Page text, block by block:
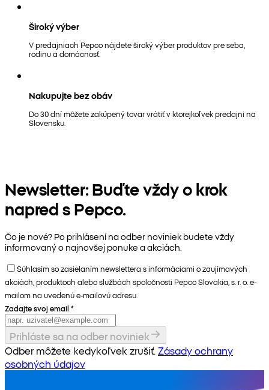
Široký výber
V predajniach Pepco nájdete široký výber produktov pre seba,
rodinu a domácnosť.
Nakupujte bez obáv
Do 30 dní môžete zakúpený tovar vrátiť v ktorejkoľvek predajni na
Slovensku.
Newsletter: Buďte vždy o krok
napred s Pepco.
Čo je nové? Po prihlásení na odber noviniek budete vždy
informovaný o najnovšej ponuke a akciách.
Súhlasím so zasielaním newslettera s informáciami o zaujímavých
akciách, produktoch alebo službách spoločnosti Pepco Slovakia, s. r. o. e-
mailom na uvedenú e-mailovú adresu.
Zadajte svoj email *
Prihláste sa na odber noviniek
Odber môžete kedykoľvek zrušiť.Zásady ochrany
osobných údajov